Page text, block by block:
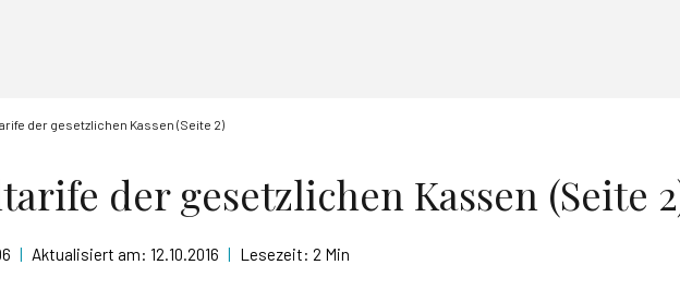
der gesetzlichen Kassen (Seite 2)
der gesetzlichen Kassen (Seite
| Aktualisiert am: 12.10.2016 | Lesezeit: 2 Min